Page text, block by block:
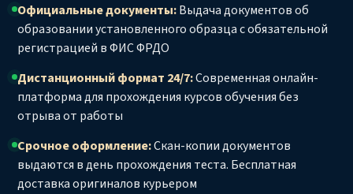
Официальные документы:Выдача документов об
образовании установленного образца с обязательной
регистрацией в ФИС ФРДО
Дистанционный формат 24/7:Современная онлайн-
платформа для прохождения курсов обучения без
отрыва от работы
Срочное оформление:Скан-копии документов
выдаются в день прохождения теста. Бесплатная
доставка оригиналов курьером